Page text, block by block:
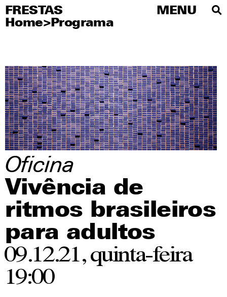
FRESTAS
Home>Programa
MENU
FRESTAS
MENU
Artistas
Editorial
Educativo
Publicações
Agenda
Visite
Imprensa
Redes sociais
Oficina
Vivência de
ritmos brasileiros
para adultos
09.12.21, quinta-feira
19:00